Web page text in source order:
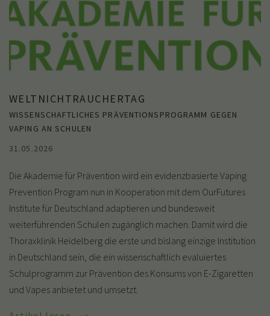
WELTNICHTRAUCHERTAG
WISSENSCHAFTLICHES PRÄVENTIONSPROGRAMM GEGEN
VAPING AN SCHULEN
31.05.2026
Die Akademie für Prävention wird ein evidenzbasierte Vaping
Prevention Program nun in Kooperation mit dem OurFutures
Institute für Deutschland adaptieren und bundesweit
weiterführenden Schulen zugänglich machen. Damit wird die
Thoraxklinik Heidelberg die erste und bislang einzige Institution
in Deutschland sein, die ein wissenschaftlich evaluiertes
Schulprogramm zur Prävention des Konsums von E-Zigaretten
und Vapes anbietet und umsetzt.